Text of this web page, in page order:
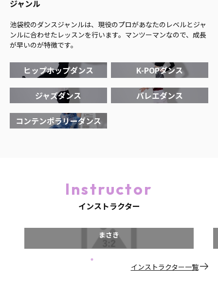
ジャンル
池袋校のダンスジャンルは、現役のプロがあなたのレベルとジャ
ンルに合わせたレッスンを行います。マンツーマンなので、成長
が早いのが特徴です。
ヒップホップダンス K-POPダンス
ジャズダンス バレエダンス
コンテンポラリーダンス
Instructor
インストラクター
まさき
インストラクター一覧